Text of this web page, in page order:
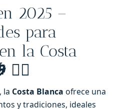
2025 –
para
la Costa
🧙‍♂️
, la Costa Blanca ofrece una
y tradiciones, ideales